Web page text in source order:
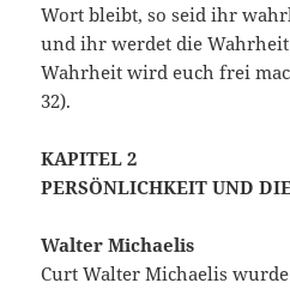
Wort bleibt, so seid ihr
und ihr werdet die
Wahrheit wird euch frei
32).
KAPITEL 2
PERSÖNLICHKEIT UND
Walter Michaelis
Curt Walter Michaelis wurde